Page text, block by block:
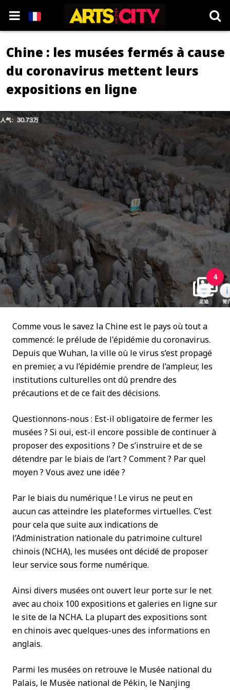
Chine : les musées fermés à cause
du coronavirus mettent leurs
expositions en ligne
4
Comme vous le savez la Chine est le pays où tout a
commencé: le prélude de l'épidémie du coronavirus.
Depuis que Wuhan, la ville où le virus s’est propagé
en premier, a vu l’épidémie prendre de l’ampleur, les
institutions culturelles ont dû prendre des
précautions et de ce fait des décisions.
Questionnons-nous : Est-il obligatoire de fermer les
musées ? Si oui, est-il encore possible de continuer à
proposer des expositions ? De s’instruire et de se
détendre par le biais de l’art ? Comment ? Par quel
moyen ? Vous avez une idée ?
Par le biais du numérique ! Le virus ne peut en
aucun cas atteindre les plateformes virtuelles. C’est
pour cela que suite aux indications de
l’Administration nationale du patrimoine culturel
chinois (NCHA), les musées ont décidé de proposer
leur service sous forme numérique.
Ainsi divers musées ont ouvert leur porte sur le net
avec au choix 100 expositions et galeries en ligne sur
le site de la NCHA. La plupart des expositions sont
en chinois avec quelques-unes des informations en
anglais.
Parmi les musées on retrouve le Musée national du
Palais, le Musée national de Pékin, le Nanjing